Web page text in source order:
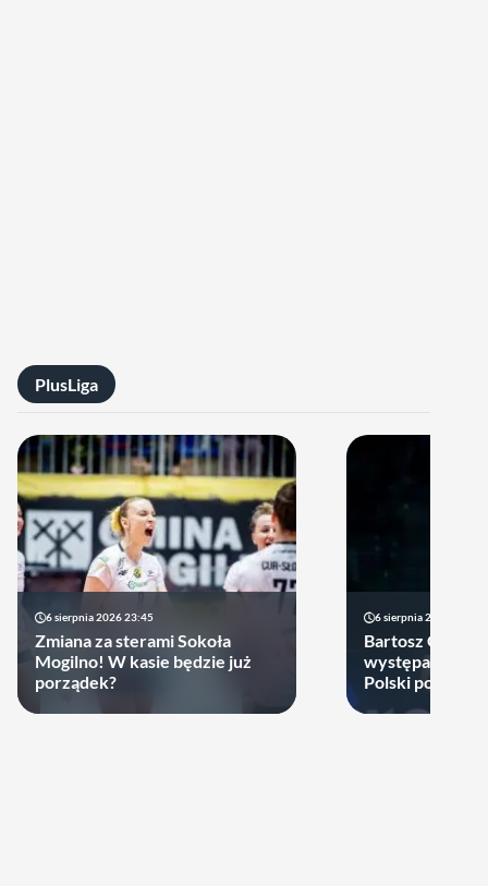
PlusLiga
6 sierpnia 2026 23:45
Zmiana za sterami Sokoła
Mogilno! W kasie będzie już
porządek?
6 sierpnia 2026 17:40
Bartosz
występach w
Polski podjął